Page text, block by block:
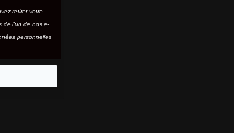
retirer votre
de l'un de nos e-
personnelles